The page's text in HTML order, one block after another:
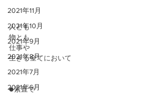
2021年11月
2021年10月
2021年9月
2021年8月
2021年7月
2021年6月
人とも
物とも
仕事や
生きる全てにおいて
●素直で